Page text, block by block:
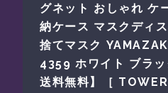
グネット おしゃれ ケ
納ケース マスクディ
捨てマスク
4359 ホワイト ブラ
送料無料】［